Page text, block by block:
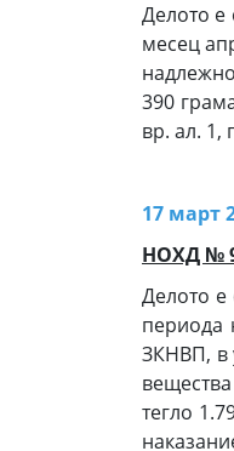
Делото е
месец
390
вр. ал. 1,
17 март
НОХД №
Делото е
периода
ЗКНВП, в
тегло